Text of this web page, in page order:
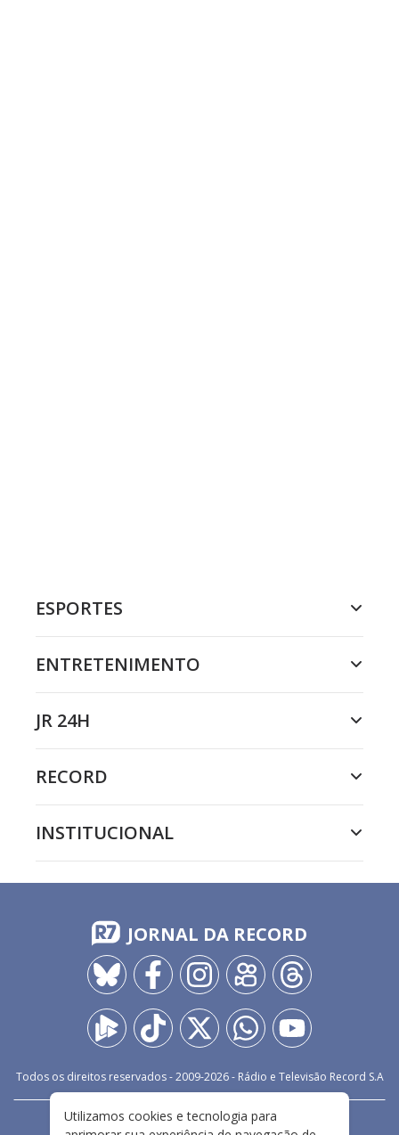
ESPORTES
ENTRETENIMENTO
JR 24H
RECORD
INSTITUCIONAL
JORNAL DA RECORD
Todos os direitos reservados - 2009-2026- Rádio e Televisão Record S.A
FALE CONOSCO PRIVACIDADE
Utilizamos cookies e tecnologia para